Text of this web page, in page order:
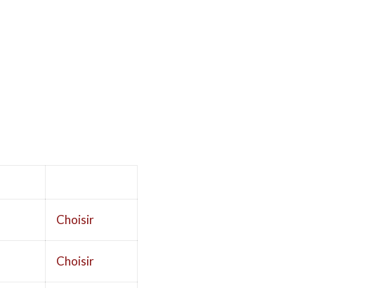
Choisir
Choisir